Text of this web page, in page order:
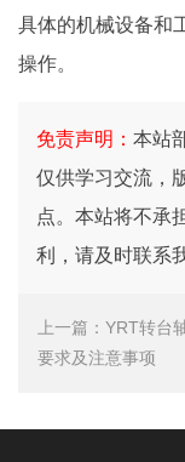
具体的机械设备和
操作。
免责声明： 本站
仅供学习交流，
点。本站将不承
利，请及时联系
上一篇： YRT转台
要求及注意事项